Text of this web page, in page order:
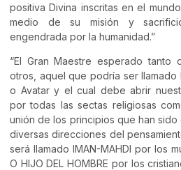
positiva Divina inscritas en el
medio de su misión y
engendrada por la humanidad.”
“El Gran Maestre esperado
otros, aquel que podría ser llamado
o Avatar y el cual debe abrir
por todas las sectas religiosas
unión de los principios que han
diversas direcciones del
será llamado IMAN-MAHDI por los
O HIJO DEL HOMBRE por los